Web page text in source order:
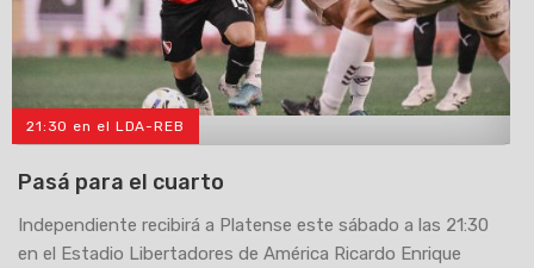
21:30 en el LDA-REB
Pasá para el cuarto
Independiente recibirá a Platense este sábado a las 21:30
en el Estadio Libertadores de América Ricardo Enrique